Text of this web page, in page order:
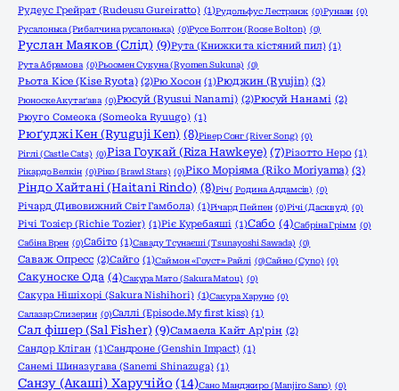
Рудеус Грейрат (Rudeusu Gureiratto) (1)Рудольфус Лестранж (0)Рунаан (0)
Русалонька (Рибалчина русалонька) (0)Русе Болтон (Roose Bolton) (0)
Руслан Маяков (Слід) (9)Рута (Книжки та кістяний пил) (1)
Рута Абрамова (0)Рьоомен Сукуна (Ryomen Sukuna) (0)
Рьота Кісе (Kise Ryota) (2)Рю Хосон (1)Рюджин (Ryujin) (3)
Рюноске Акутаґава (0)Рюсуй (Ryusui Nanami) (2)Рюсуй Нанамі (2)
Рюуго Сомеока (Someoka Ryuugo) (1)
Рюґуджі Кен (Ryuguji Ken) (8)Рівер Сонг (River Song) (0)
Ріглі (Castle Cats) (0)Різа Гоукай (Riza Hawkeye) (7)Різотто Неро (1)
Рікардо Велкін (0)Ріко (Brawl Stars) (0)Ріко Моріяма (Riko Moriyama) (3)
Ріндо Хайтані (Haitani Rindo) (8)Річ ( Родина Аддамсів) (0)
Річард (Дивовижний Світ Гамбола) (1)Річард Пейпен (0)Річі (Дасквуд) (0)
Річі Тозієр (Richie Tozier) (1)Ріє Куребаяші (1)Сабо (4)Сабріна Грімм (0)
Сабіна Врен (0)Сабіто (1)Саваду Тсунаєші (Tsunayoshi Sawada) (0)
Саваж Опресс (2)Сайго (1)Саймон «Гоуст» Райлі (0)Сайно (Cyno) (0)
Сакуноске Ода (4)Сакура Мато (Sakura Matou) (0)
Сакура Нішіхорі (Sakura Nishihori) (1)Сакура Харуно (0)
Салазар Слизерин (0)Саллі (Episode.My first kiss) (1)
Сал фішер (Sal Fisher) (9)Самаела Кайт Ар'рін (2)
Сандор Кліган (1)Сандроне (Genshin Impact) (1)
Санемі Шиназугава (Sanemi Shinazuga) (1)
Санзу (Акаші) Харучійо (14)Сано Манджиро (Manjiro Sano) (0)